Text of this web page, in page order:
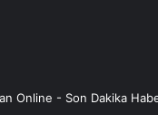
Online - Son Dakika